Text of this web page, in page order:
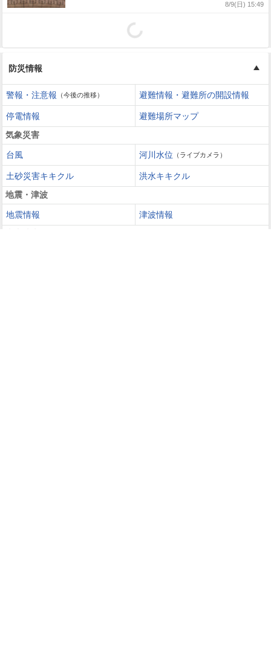
8/9(日) 15:49
防災情報
警報・注意報 （今後の推移） 避難情報・避難所の開設情報
停電情報
避難場所マップ
気象災害
台風 河川水位 （ライブカメラ）
土砂災害キキクル
洪水キキクル
地震・津波
地震情報
津波情報